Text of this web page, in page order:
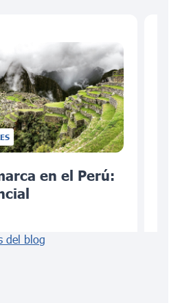
en el Perú:
del blog